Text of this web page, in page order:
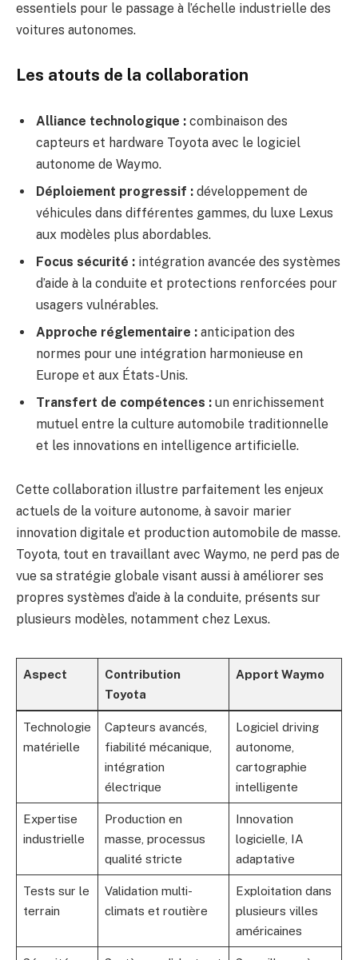
essentiels pour le passage à l’échelle industrielle des
voitures autonomes.
Les atouts de la collaboration
Alliance technologique : combinaison des
capteurs et hardware Toyota avec le logiciel
autonome de Waymo.
Déploiement progressif : développement de
véhicules dans différentes gammes, du luxe Lexus
aux modèles plus abordables.
Focus sécurité : intégration avancée des systèmes
d’aide à la conduite et protections renforcées pour
usagers vulnérables.
Approche réglementaire : anticipation des
normes pour une intégration harmonieuse en
Europe et aux États-Unis.
Transfert de compétences : un enrichissement
mutuel entre la culture automobile traditionnelle
et les innovations en intelligence artificielle.
Cette collaboration illustre parfaitement les enjeux
actuels de la voiture autonome, à savoir marier
innovation digitale et production automobile de masse.
Toyota, tout en travaillant avec Waymo, ne perd pas de
vue sa stratégie globale visant aussi à améliorer ses
propres systèmes d’aide à la conduite, présents sur
plusieurs modèles, notamment chez Lexus.
Aspect
Contribution
Toyota
Apport Waymo
Technologie
matérielle
Capteurs avancés,
fiabilité mécanique,
intégration
électrique
Logiciel driving
autonome,
cartographie
intelligente
Expertise
industrielle
Production en
masse, processus
qualité stricte
Innovation
logicielle, IA
adaptative
Tests sur le
terrain
Validation multi-
climats et routière
Exploitation dans
plusieurs villes
américaines